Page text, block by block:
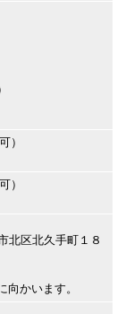
）
）
北区北久手町１８
向かいます。